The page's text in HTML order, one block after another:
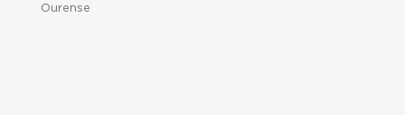
Ourense